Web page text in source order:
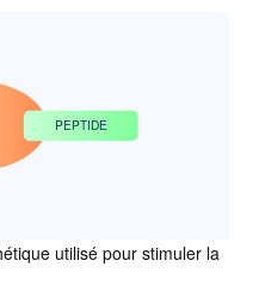
PEPTIDE
utilisé pour stimuler la